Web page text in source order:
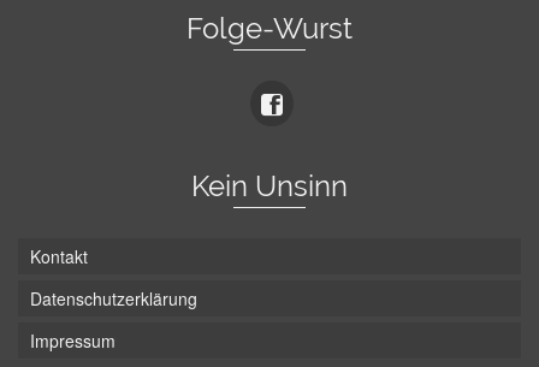
Folge-Wurst
Kein Unsinn
Kontakt
Datenschutzerklärung
Impressum